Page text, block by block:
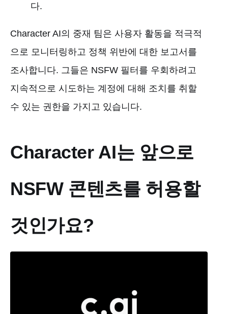
다.
Character AI의 중재 팀은 사용자 활동을 적극적
으로 모니터링하고 정책 위반에 대한 보고서를
조사합니다. 그들은 NSFW 필터를 우회하려고
지속적으로 시도하는 계정에 대해 조치를 취할
수 있는 권한을 가지고 있습니다.
Character AI는 앞으로
NSFW 콘텐츠를 허용할
것인가요?